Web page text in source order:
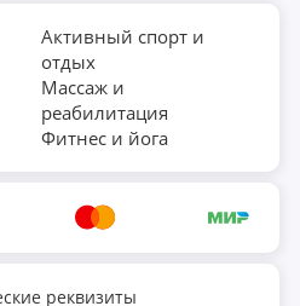
Активный спорт и
отдых
Массаж и
реабилитация
Фитнес и йога
реквизиты